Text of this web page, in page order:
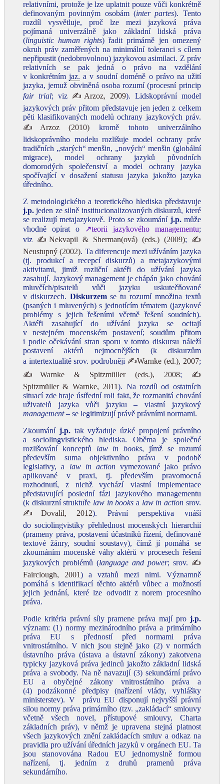
relativními, protože je lze uplatnit pouze vůči konkrétně
definovaným povinným osobám (inter partes). Tento
rozdíl vysvětluje, proč lze mezi jazyková práva
pojímaná univerzálně jako základní lidská práva
(linguistic human rights) řadit primárně jen omezený
okruh práv zaměřených na minimální toleranci s cílem
nepřipustit (nedobrovolnou) jazykovou asimilaci. Z práv
relativních se pak jedná o právo na vzdělání
v konkrétnímjaz. a v soudní doméně o právo na užití
jazyka, jemuž obviněná osoba rozumí (procesní princip
fair trial; viz ✍Arzoz, 2009). Lidskoprávní model
jazykových práv přitom představuje jen jeden z celkem
pěti klasifikovaných modelů ochrany jazykových práv.
✍Arzoz (2010) kromě tohoto univerzálního
lidskoprávního modelu rozlišuje model ochrany práv
tradičních „starých“ menšin, „nových“ menšin (globální
migrace), model ochrany jazyků původních
domorodých společenství a model ochrany jazyka
spočívající v dosažení statusu jazyka jakožto jazyka
úředního.
Z metodologického a teoretického hlediska představuje
j.p. jeden ze silně institucionalizovaných diskurzů, které
se realizují metajazykově. Proto se zkoumání j.p.může
vhodně opírat o
↗teorii jazykového managementu;
viz ✍Nekvapil & Sherman(ová) (eds.) (2009); ✍
Neustupný (2002). Ta diferencuje mezi užíváním jazyka
(tj. produkcí a recepcí diskurzů) a metajazykovými
aktivitami, jimiž rozliční aktéři do užívání jazyka
zasahují. Jazykový management je chápán jako chování
mluvčích/pisatelů vůči jazyku uskutečňované
v diskurzech. Diskurzemse tu rozumí množina textů
(psaných i mluvených) s jednotícím tématem (jazykové
problémy s jejich řešeními včetně řešení soudních).
Aktéři zasahující do užívání jazyka se ocitají
v nestejném mocenském postavení; soudům přitom
i podle očekávání stran sporu v tomto diskursu náleží
postavení aktérů nejmocnějších (k diskurzům
a intertextualitě srov. podrobněji ✍Warnke (ed.), 2007;
✍Warnke & Spitzmüller (eds.), 2008; ✍
Spitzmüller & Warnke, 2011). Na rozdíl od ostatních
situací zde hraje ústřední roli fakt, že rozmanitá chování
uživatelů jazyka vůči jazyku – vlastní jazykový
management– se legitimizují právě právními normami.
Zkoumání j.p.tak vyžaduje úzké propojení právního
a sociolingvistického hlediska. Oběma je společné
rozlišování konceptů law in books, jímž se rozumí
především suma objektivního práva v podobě
legislativy, a law in action vymezované jako právo
aplikované v praxi, tj. především pravomocná
rozhodnutí, z nichž vychází vlastní implementace
představující poslední fázi jazykového managementu
(k diskurzní struktuře law in books a law in action srov.
✍Dovalil, 2012). Právní perspektiva vnáší
do sociolingvistiky přehlednost mocenských hierarchií
(prameny práva, postavení účastníků řízení, definované
textové žánry, soudní soustavy), čímž jí pomáhá se
zkoumáním mocenské váhy aktérů v procesech řešení
jazykových problémů (language and power; srov. ✍
Fairclough, 2001) a vztahů mezi nimi. Významně
pomáhá s identifikací těchto aktérů vůbec a možností
jejich jednání, které lze odvodit z norem procesního
práva.
Podle kritéria právní síly pramene práva mají pro j.p.
význam: (1) normy mezinárodního práva a primárního
práva EU s předností před normami práva
vnitrostátního. V nich jsou stejně jako (2) v normách
ústavního práva (ústava a ústavní zákony) zakotvena
typicky jazyková práva jedinců jakožto základní lidská
práva a svobody. Na ně navazují (3) sekundární právo
EU a obyčejné zákony vnitrostátního práva a
(4) podzákonné předpisy (nařízení vlády, vyhlášky
ministerstev). V právu EU disponují nejvyšší právní
silou normy práva primárního (tzv. „zakládací“ smlouvy
včetně všech novel, přístupové smlouvy, Charta
základních práv), v němž je upravena stejná platnost
všech jazykových znění zakládacích smluv a odkaz na
pravidla pro užívání úředních jazyků v orgánech EU. Ta
jsou stanovována Radou EU jednomyslně formou
nařízení, tj. jedním z druhů pramenů práva
sekundárního.